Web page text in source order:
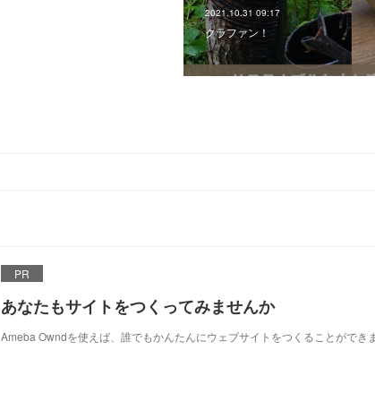
2021.10.31 09:17
クラファン！
PR
あなたもサイトをつくってみませんか
Ameba Owndを使えば、誰でもかんたんにウェブサイトをつくることができ